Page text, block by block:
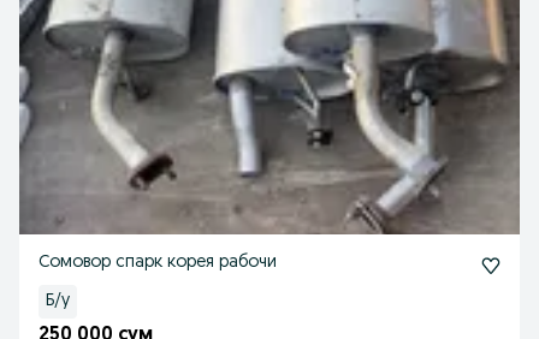
Сомовор спарк корея рабочи
Б/у